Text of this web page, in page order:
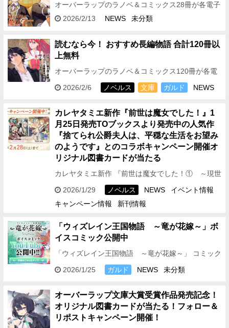
オーバーラップのラノベ＆コミックス28冊が各電子
ストアにて期間限定で無料＜フェア対象期間＞
2026/2/13 NEWS 未分類
読むなら今！ おすすめ長編物語 合計120冊以
上無料
オーバーラップのラノベ＆コミックス120冊が各電
子ストアにて期間限定で無料＜フェア対象期間＞
2026年2月6日（金）～…
2026/2/6 ノベルス 文庫 ガルド NEWS
カレヤタミエ新作『前世は魔女でした！』1
月25日発売TOブックスより発売中の人気作
『捨てられ公爵夫人は、平穏な生活をお望み
のようです』とのコラボキャンペーン開催オ
リジナル図書カードが当たる
カレヤタミエ新作 『前世は魔女でした！① ～現世
は最強お姫様、希望は家族円満です～』が1月25日
発売！ それを記念して、株式会社TOブックスより
発売中の…
2026/1/29 ノベルス NEWS
イベント情報
キャンペーン情報
新刊情報
「ウィズレイン王国物語 ～竜が花嫁～」ボ
イスコミック公開中
「ウィズレイン王国物語 ～竜が花嫁～」 コミック
ス1巻のボイスコミックを公開中！
———————————————————————
2026/1/25 ガルド NEWS 未分類
オーバーラップ文庫大賞受賞作品発売記念！
オリジナル図書カードが当たる！フォロー＆
リポストキャンペーン開催！